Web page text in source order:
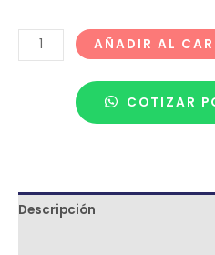
AÑADIR AL
COTIZAR
Descripción